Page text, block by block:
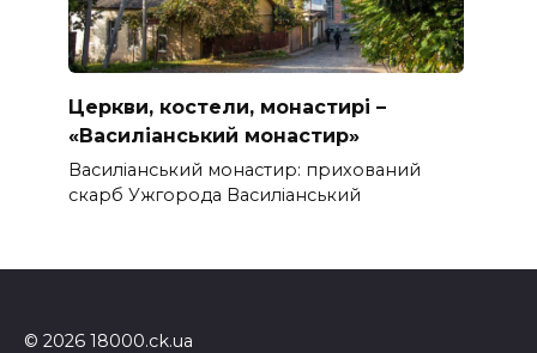
Церкви, костели, монастирі –
«Василіанський монастир»
Василіанський монастир: прихований
скарб Ужгорода Василіанський
© 2026 18000.ck.ua